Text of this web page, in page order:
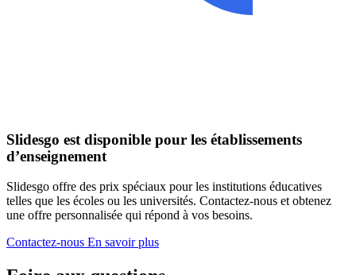
Slidesgo est disponible pour les établissements
d’enseignement
Slidesgo offre des prix spéciaux pour les institutions éducatives
telles que les écoles ou les universités. Contactez-nous et obtenez
une offre personnalisée qui répond à vos besoins.
Contactez-nous En savoir plus